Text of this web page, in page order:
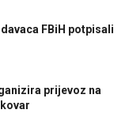
FBiH potpisali
prijevoz na